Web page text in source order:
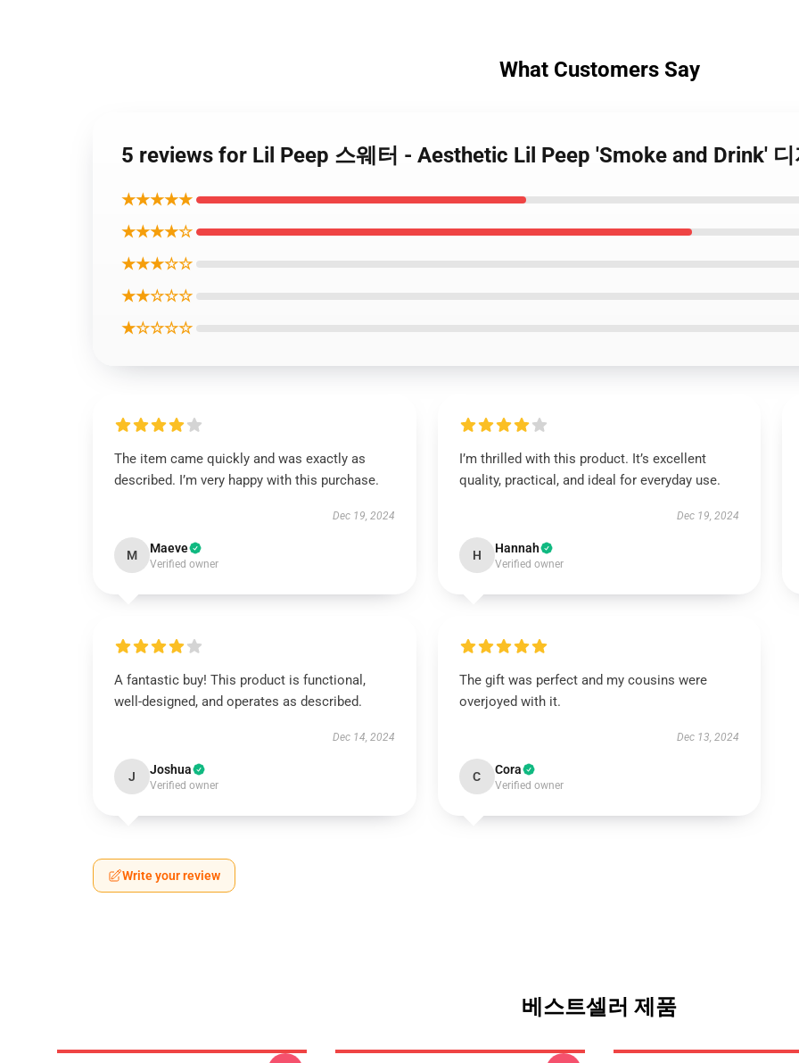
What Customers Say
5 reviews for Lil Peep 스웨터 - Aesthetic Lil Peep 'Smoke and Drink'
★★★★★
★★★★☆
★★★☆☆
★★☆☆☆
★☆☆☆☆
The item came quickly and was exactly as
described. I’m very happy with this purchase.
Dec 19, 2024
M Maeve
Verified owner
I’m thrilled with this product. It’s excellent
quality, practical, and ideal for everyday use.
Dec 19, 2024
H Hannah
Verified owner
A fantastic buy! This product is functional,
well-designed, and operates as described.
Dec 14, 2024
J Joshua
Verified owner
The gift was perfect and my cousins were
overjoyed with it.
Dec 13, 2024
C Cora
Verified owner
Write your review
베스트셀러 제품